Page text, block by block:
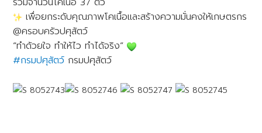
เพื่อยกระดับคุณภาพโคเนื้อและสร้างความมั่นคงให้เกษตรกร
@ครอบครัวปศุสัตว์
“ทำด้วยใจ ทำให้ไว ทำได้จริง”
#กรมปศุสัตว์ กรมปศุสัตว์